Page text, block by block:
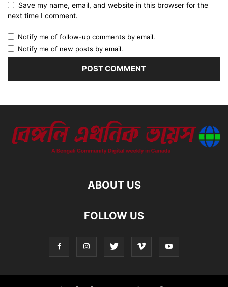
Save my name, email, and website in this browser for the
next time I comment.
Notify me of follow-up comments by email.
Notify me of new posts by email.
ABOUT US
FOLLOW US